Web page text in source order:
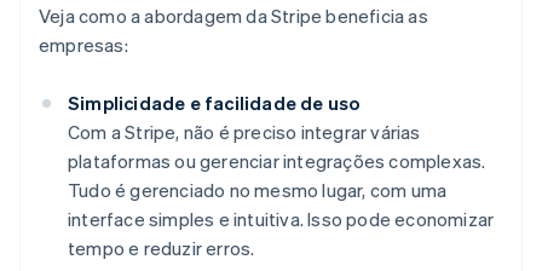
Veja como a abordagem da Stripe beneficia as
empresas:
Simplicidade e facilidade de uso
Com a Stripe, não é preciso integrar várias
plataformas ou gerenciar integrações complexas.
Tudo é gerenciado no mesmo lugar, com uma
interface simples e intuitiva. Isso pode economizar
tempo e reduzir erros.